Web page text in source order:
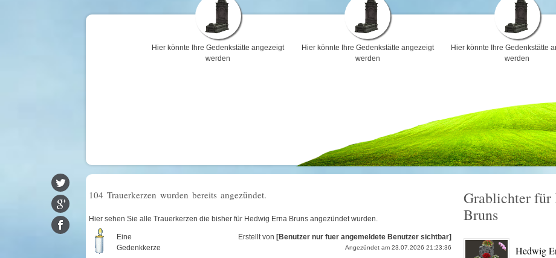
Hier könnte Ihre Gedenkstätte angezeigt
werden
Hier könnte Ihre Gedenkstätte angezeigt
werden
Hier könnte Ihre Gedenkstätte
werden
104 Trauerkerzen wurden bereits angezündet.
Hier sehen Sie alle Trauerkerzen die bisher für Hedwig Erna Bruns angezündet wurden.
Eine
Gedenkkerze
Erstellt von [Benutzer nur fuer angemeldete Benutzer sichtbar]
Angezündet am 23.07.2026 21:23:36
Grablichter für
Bruns
Hedwig